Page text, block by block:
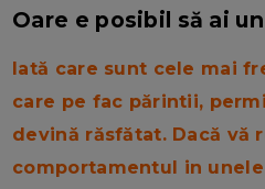
Oare e posibil să ai
Iată care sunt cele mai
care pe fac părintii,
devină răsfătat. Dacă vă
comportamentul in